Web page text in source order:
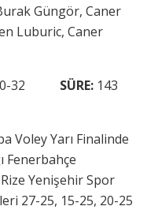
Güngör, Caner
Luburic, Caner
30-32 SÜRE: 143
Voley Yarı Finalinde
Fenerbahçe
Yenişehir Spor
27-25, 15-25, 20-25